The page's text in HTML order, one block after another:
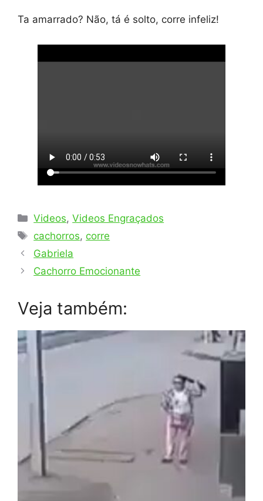
Ta amarrado? Não, tá é solto, corre infeliz!
Categorias
Videos,Videos Engraçados
Tags
cachorros, corre
Gabriela
Cachorro Emocionante
Veja também: